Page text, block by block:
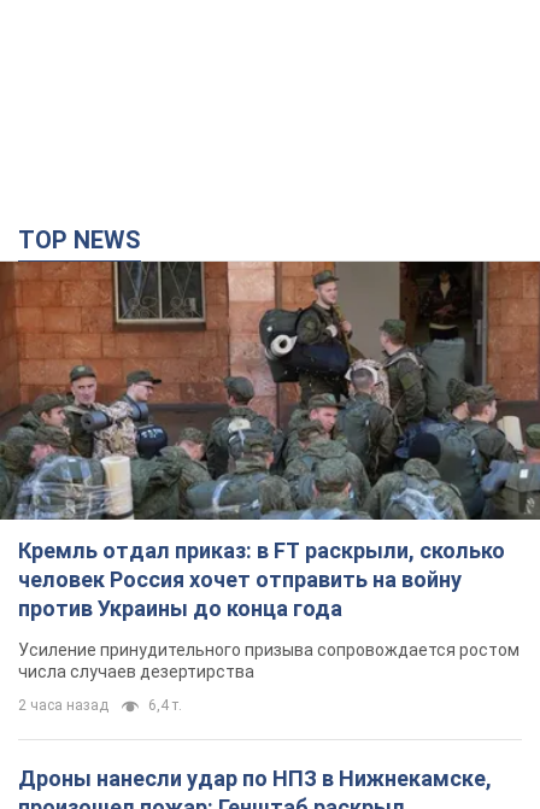
TOP NEWS
Кремль отдал приказ: в FT раскрыли, сколько
человек Россия хочет отправить на войну
против Украины до конца года
Усиление принудительного призыва сопровождается ростом
числа случаев дезертирства
2 часа назад 6,4 т.
Дроны нанесли удар по НПЗ в Нижнекамске,